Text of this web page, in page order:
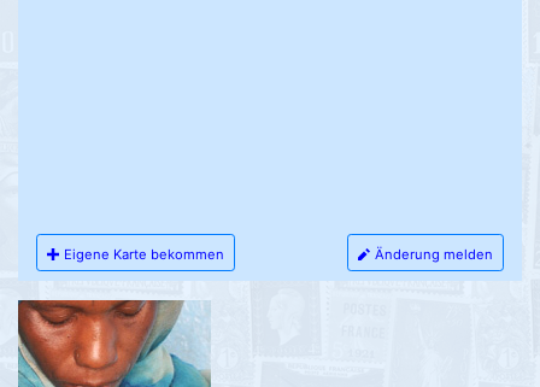
Eigene Karte bekommen Änderung melden